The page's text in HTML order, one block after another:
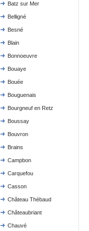
Batz sur Mer
Belligné
Besné
Blain
Bonnoeuvre
Bouaye
Bouée
Bouguenais
Bourgneuf en Retz
Boussay
Bouvron
Brains
Campbon
Carquefou
Casson
Château Thébaud
Châteaubriant
Chauvé